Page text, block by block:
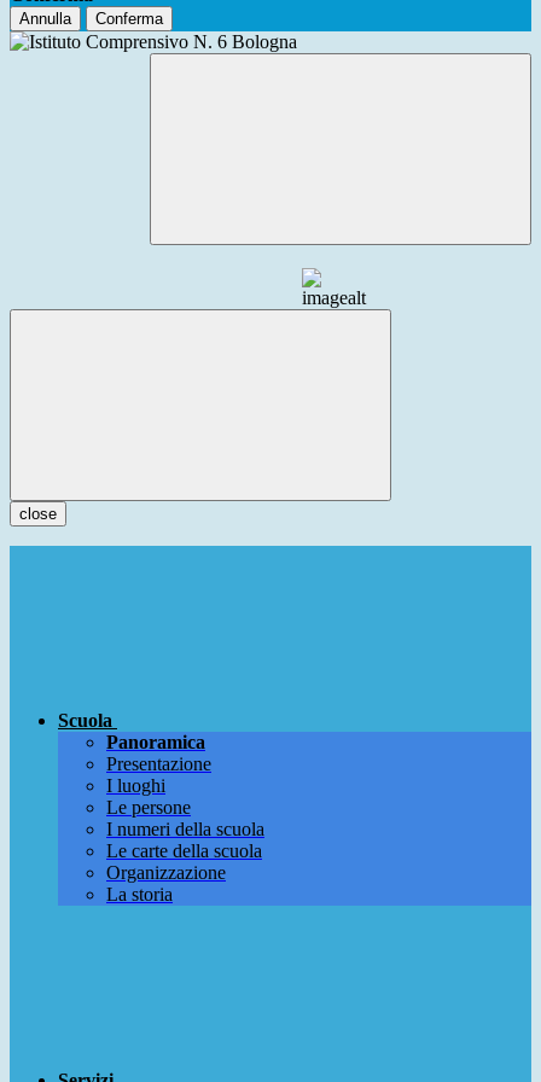
Annulla Conferma
close
Scuola
Panoramica
Presentazione
I luoghi
Le persone
I numeri della scuola
Le carte della scuola
Organizzazione
La storia